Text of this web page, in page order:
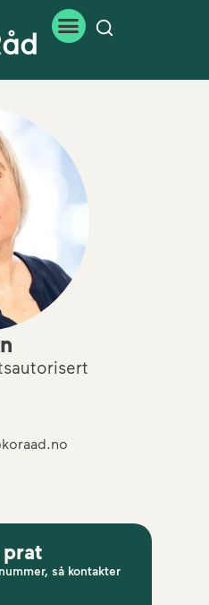
prat
så kontakter